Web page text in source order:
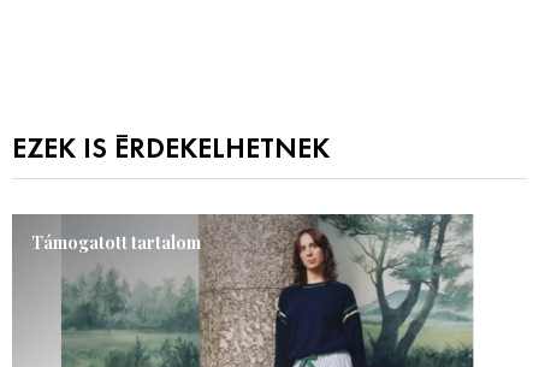
EZEK IS ÉRDEKELHETNEK
Támogatott tartalom